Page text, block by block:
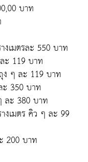
บาท
เมตรละ 550 บาท
ะ 119 บาท
ๆ ละ 119 บาท
350 บาท
ละ 380 บาท
งเมตร คิว ๆ ละ 99
200 บาท